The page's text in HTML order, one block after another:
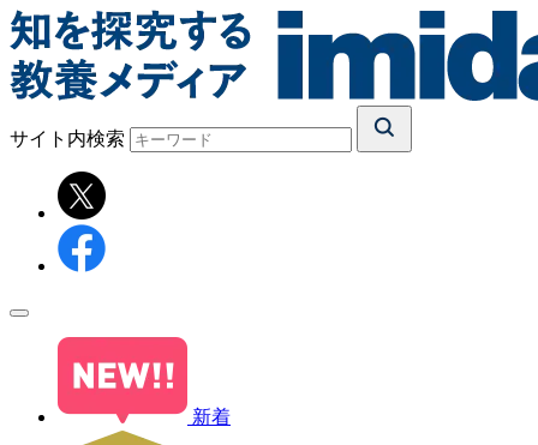
サイト内検索
新着